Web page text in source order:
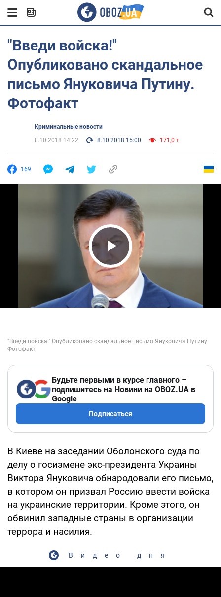
"Введи войска!''
Опубликовано скандальное
письмо Януковича Путину.
Фотофакт
Криминальные новости
8.10.2018 14:22
8.10.2018 15:00 171,0 т.
169
Play Video
Будьте первыми в курсе главного –
подпишитесь на Новини на OBOZ.UA в
Google
Подписаться
В Киеве на заседании Оболонского суда по
делу о госизмене экс-президента Украины
Виктора Януковича обнародовали его письмо,
в котором он призвал Россию ввести войска
на украинские территории. Кроме этого, он
обвинил западные страны в организации
террора и насилия.
Видео дня